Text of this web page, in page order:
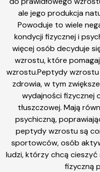
ale jego produkcja
Powoduje to wiele
kondycji fizycznej i
więcej osób decyduje
wzrostu, które
wzrostu.Peptydy wzrostu
zdrowia, w tym
wydajności fizycznej
tłuszczowej. Mają
psychiczną,
peptydy wzrostu są
sportowców, osób
ludzi, którzy chcą
fizyczną